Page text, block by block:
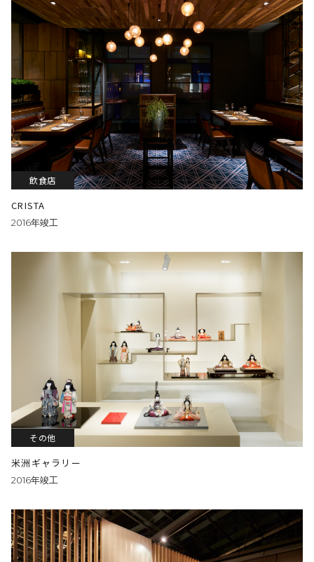
飲食店
CRISTA
2016年竣工
その他
米洲ギャラリー
2016年竣工